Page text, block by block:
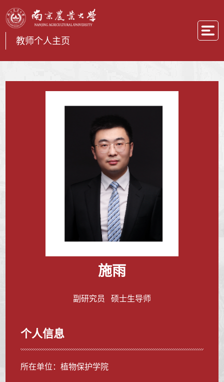
教师个人主页
施雨
副研究员 硕士生导师
个人信息
所在单位：植物保护学院